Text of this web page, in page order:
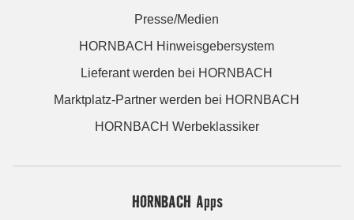
Presse/Medien
HORNBACH Hinweisgebersystem
Lieferant werden bei HORNBACH
Marktplatz-Partner werden bei HORNBACH
HORNBACH Werbeklassiker
HORNBACH Apps